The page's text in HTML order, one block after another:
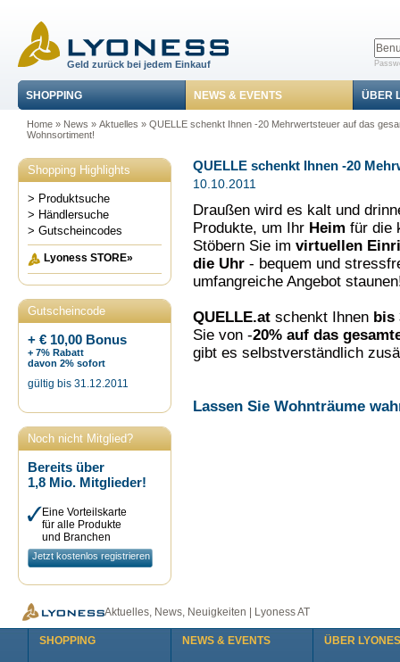
Geld zurück bei jedem Einkauf
SHOPPING NEWS & EVENTS ÜBER
Home» News » Aktuelles » QUELLE schenkt Ihnen -20 Mehrwertsteuer auf das
Wohnsortiment!
Shopping Highlights
> Produktsuche
> Händlersuche
> Gutscheincodes
Lyoness STORE»
Gutscheincode
+ € 10,00 Bonus
+ 7% Rabatt
davon 2% sofort
gültig bis 31.12.2011
Noch nicht Mitglied?
Bereits über
1,8 Mio. Mitglieder!
Eine Vorteilskarte
für alle Produkte
und Branchen
Jetzt kostenlos registrieren
QUELLE schenkt Ihnen -20
10.10.2011
Draußen wird es kalt und
Produkte, um Ihr Heim für die
Stöbern Sie im virtuellen
die Uhr- bequem und
umfangreiche Angebot
QUELLE.atschenkt Ihnen bis
Sie von -20% auf das
gibt es selbstverständlich
Lassen Sie Wohnträume
Aktuelles, News, Neuigkeiten | Lyoness AT
SHOPPING NEWS & EVENTS ÜBER